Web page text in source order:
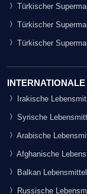
Türkischer
Türkischer
Türkischer
Irakische
Syrische
Arabische
Afghanische
Balkan Lebensmittel
Russische